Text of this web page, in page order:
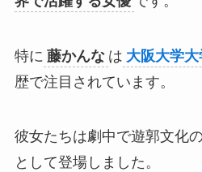
特に 藤かんな は 大阪大学
歴で注目されています。
彼女たちは劇中で遊郭文化
として登場しました。